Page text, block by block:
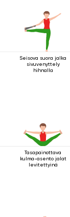
Seisova suora jalka
sivuvenyttely
hihnalla
Tasapainottava
kulma-asento jalat
levitettyinä